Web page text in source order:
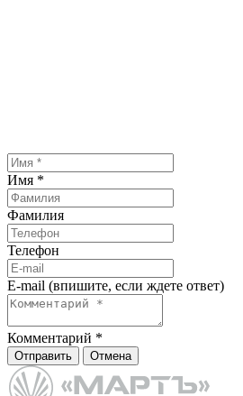
Имя *
Фамилия
Телефон
E-mail (впишите, если ждете ответ)
Комментарий *
Отправить Отмена